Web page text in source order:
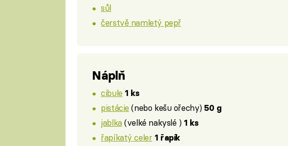
sůl
čerstvě namletý pepř
Náplň
cibule 1 ks
pistácie (nebo kešu ořechy)50 g
jablka(velké nakyslé ) 1 ks
řapíkatý celer 1 řapík